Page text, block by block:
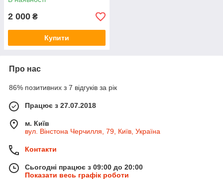
2 000 ₴
Купити
Про нас
86% позитивних з 7 відгуків за рік
Працює з 27.07.2018
м. Київ
вул. Вінстона Черчилля, 79, Київ, Україна
Контакти
Сьогодні працює з 09:00 до 20:00
Показати весь графік роботи